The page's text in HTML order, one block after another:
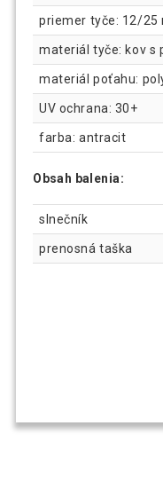
priemer tyče: 12/25
materiál tyče: kov s
materiál poťahu:
UV ochrana: 30+
farba: antracit
Obsah balenia:
slnečník
prenosná taška